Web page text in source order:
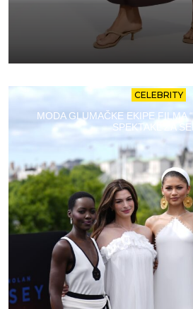
CELEBRITY
MODA GLUMAČKE EKIPE FILMA
SPEKTAKL ZA